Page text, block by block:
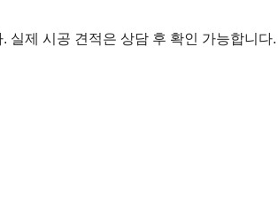
실제 시공 견적은 상담 후 확인 가능합니다.